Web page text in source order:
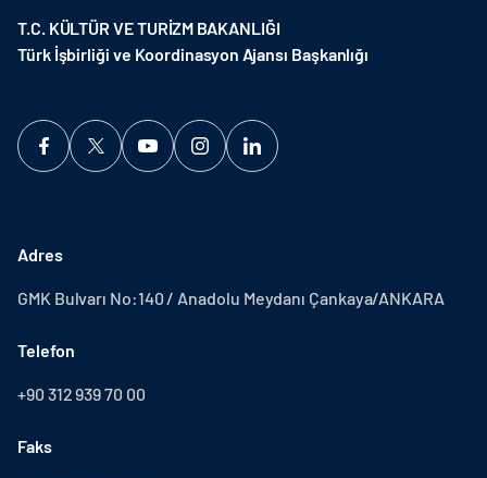
T.C. KÜLTÜR VE TURİZM BAKANLIĞI
Türk İşbirliği ve Koordinasyon Ajansı Başkanlığı
Adres
GMK Bulvarı No:140 / Anadolu Meydanı Çankaya/ANKARA
Telefon
+90 312 939 70 00
Faks